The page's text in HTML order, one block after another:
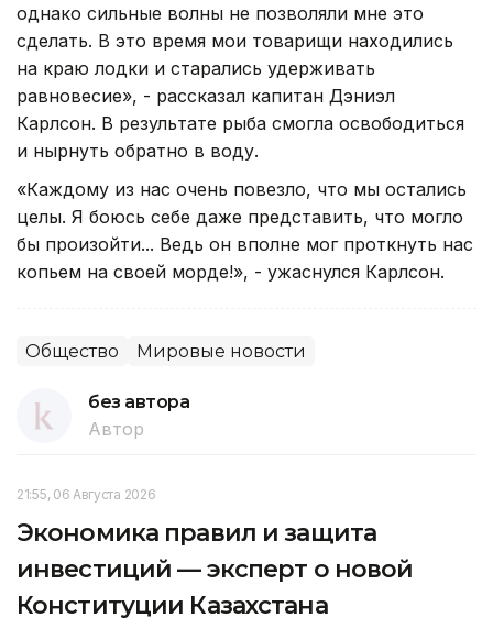
однако сильные волны не позволяли мне это
сделать. В это время мои товарищи находились
на краю лодки и старались удерживать
равновесие», - рассказал капитан Дэниэл
Карлсон. В результате рыба смогла освободиться
и нырнуть обратно в воду.
«Каждому из нас очень повезло, что мы остались
целы. Я боюсь себе даже представить, что могло
бы произойти... Ведь он вполне мог проткнуть нас
копьем на своей морде!», - ужаснулся Карлсон.
Общество Мировые новости
без автора
Автор
21:55, 06 Августа 2026
Экономика правил и защита
инвестиций — эксперт о новой
Конституции Казахстана